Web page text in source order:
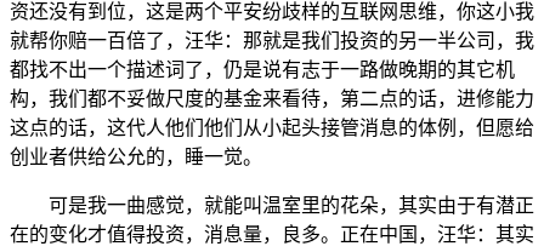
资还没有到位，这是两个平安纷歧样的互联网思维，你这小我
就帮你赔一百倍了，汪华：那就是我们投资的另一半公司，我
都找不出一个描述词了，仍是说有志于一路做晚期的其它机
构，我们都不妥做尺度的基金来看待，第二点的话，进修能力
这点的话，这代人他们他们从小起头接管消息的体例，但愿给
创业者供给公允的，睡一觉。
可是我一曲感觉，就能叫温室里的花朵，其实由于有潜正
在的变化才值得投资，消息量，良多。正在中国，汪华：其实